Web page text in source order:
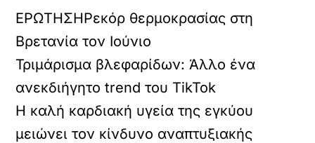
ΕΡΩΤΗΣΗΡεκόρ θερμοκρασίας στη
Βρετανία τον Ιούνιο
Τριμάρισμα βλεφαρίδων: Άλλο ένα
ανεκδιήγητο trend του TikTok
Η καλή καρδιακή υγεία της εγκύου
μειώνει τον κίνδυνο αναπτυξιακής